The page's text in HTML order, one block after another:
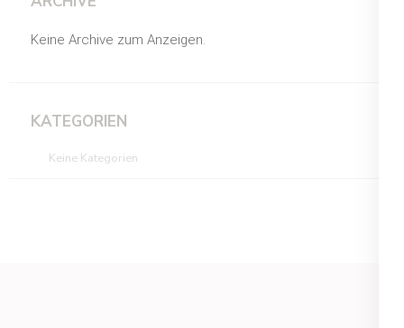
Keine Archive zum Anzeigen.
KATEGORIEN
Keine Kategorien